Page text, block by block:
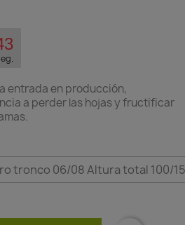
entrada en producción,
a perder las hojas y fructificar